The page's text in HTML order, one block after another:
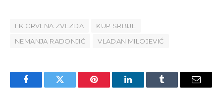
FK CRVENA ZVEZDA
KUP SRBIJE
NEMANJA RADONJIĆ
VLADAN MILOJEVIĆ
FacebookTwitter Pinterest LinkedInTumblr Email